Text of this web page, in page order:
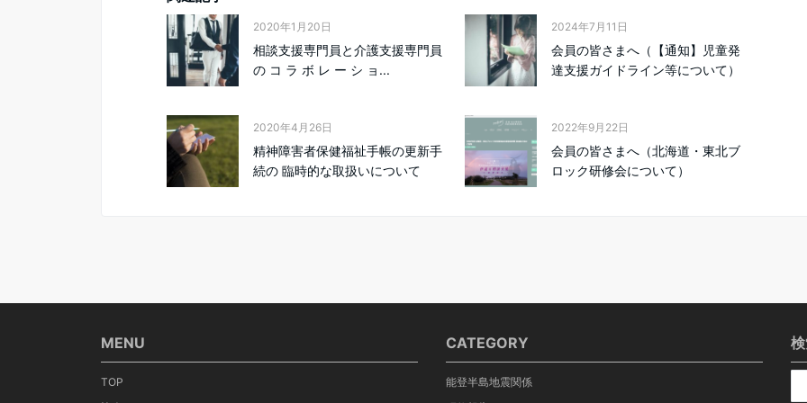
2020年1月20日
相談支援専門員と介護支援専門員
の コ ラ ボ レ ー シ ョ...
2024年7月11日
会員の皆さまへ（【通知】児童発
達支援ガイドライン等について）
2020年4月26日
精神障害者保健福祉手帳の更新手
続の 臨時的な取扱いについて
2022年9月22日
会員の皆さまへ（北海道・東北ブ
ロック研修会について）
MENU
TOP
CATEGORY
能登半島地震関係